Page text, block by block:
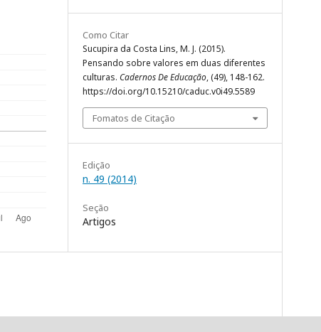
Como Citar
Sucupira da Costa Lins, M. J. (2015).
Pensando sobre valores em duas diferentes
culturas. Cadernos De Educação, (49), 148-162.
https://doi.org/10.15210/caduc.v0i49.5589
Fomatos de Citação
Edição
n. 49 (2014)
Seção
Artigos